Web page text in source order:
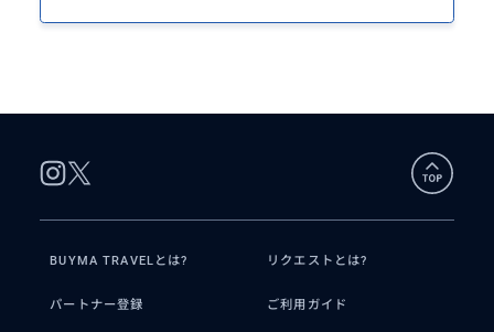
BUYMA TRAVELとは? リクエストとは?
パートナー登録 ご利用ガイド